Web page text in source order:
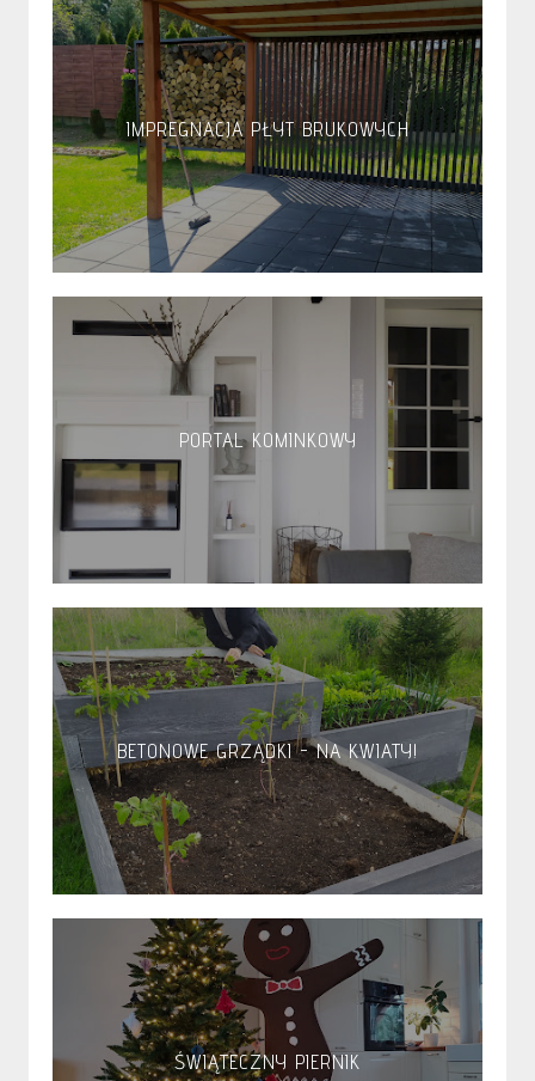
IMPREGNACJA PŁYT BRUKOWYCH
PORTAL KOMINKOWY
BETONOWE GRZĄDKI - NA KWIATY!
ŚWIĄTECZNY PIERNIK